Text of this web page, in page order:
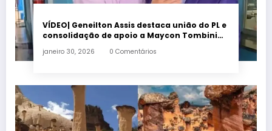
VÍDEO| Geneilton Assis destaca união do PL e
consolidação de apoio a Maycon Tombini
janeiro 30, 2026 0 Comentários